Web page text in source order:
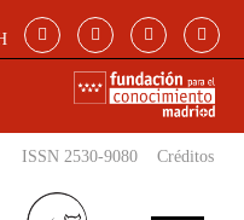
ISSN 2530-9080 Créditos